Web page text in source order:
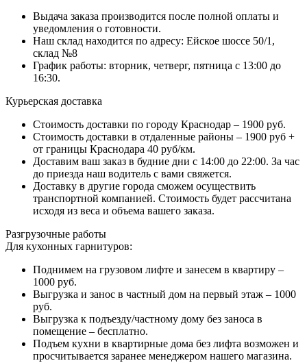
Выдача заказа производится после полной оплаты и
уведомления о готовности.
Наш склад находится по адресу: Ейское шоссе 50/1,
склад №8
График работы: вторник, четверг, пятница с 13:00 до
16:30.
Курьерская доставка
Стоимость доставки по городу Краснодар – 1900 руб.
Стоимость доставки в отдаленные районы – 1900 руб +
от границы Краснодара 40 руб/км.
Доставим ваш заказ в будние дни с 14:00 до 22:00. За час
до приезда наш водитель с вами свяжется.
Доставку в другие города сможем осуществить
транспортной компанией. Стоимость будет рассчитана
исходя из веса и объема вашего заказа.
Разгрузочные работы
Для кухонных гарнитуров:
Поднимем на грузовом лифте и занесем в квартиру –
1000 руб.
Выгрузка и занос в частный дом на первый этаж – 1000
руб.
Выгрузка к подъезду/частному дому без заноса в
помещение – бесплатно.
Подъем кухни в квартирные дома без лифта возможен и
просчитывается заранее менеджером нашего магазина.